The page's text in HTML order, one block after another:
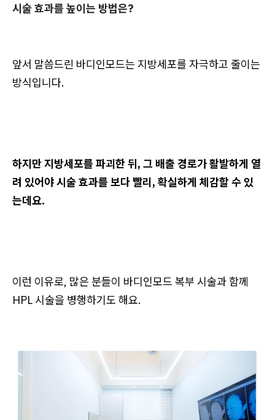
시술 효과를 높이는 방법은?
앞서 말씀드린 바디인모드는 지방세포를 자극하고 줄이는
방식입니다.
하지만 지방세포를 파괴한 뒤, 그 배출 경로가 활발하게 열
려 있어야 시술 효과를 보다 빨리, 확실하게 체감할 수 있
는데요.
이런 이유로, 많은 분들이 바디인모드 복부 시술과 함께
HPL 시술을 병행하기도 해요.